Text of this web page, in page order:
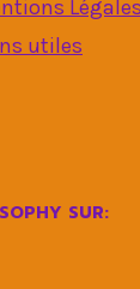
utiles
SUR: